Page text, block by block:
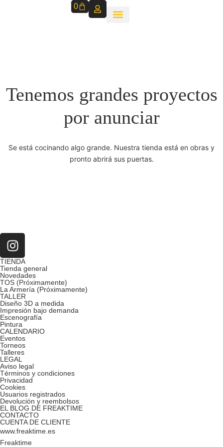
0
Tenemos grandes proyectos
por anunciar
Se está cocinando algo grande. Nuestra tienda está en obras y
pronto abrirá sus puertas.
TIENDA
Tienda general
Novedades
TOS (Próximamente)
La Armería (Próximamente)
TALLER
Diseño 3D a medida
Impresión bajo demanda
Escenografía
Pintura
CALENDARIO
Eventos
Torneos
Talleres
LEGAL
Aviso legal
Términos y condiciones
Privacidad
Cookies
Usuarios registrados
Devolución y reembolsos
EL BLOG DE FREAKTIME
CONTACTO
CUENTA DE CLIENTE
www.freaktime.es
Freaktime